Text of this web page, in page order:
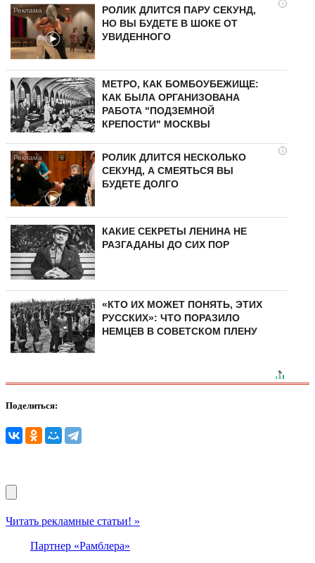
i
РОЛИК ДЛИТСЯ ПАРУ СЕКУНД,
НО ВЫ БУДЕТЕ В ШОКЕ ОТ
УВИДЕННОГО
МЕТРО, КАК БОМБОУБЕЖИЩЕ:
КАК БЫЛА ОРГАНИЗОВАНА
РАБОТА "ПОДЗЕМНОЙ
КРЕПОСТИ" МОСКВЫ
i
РОЛИК ДЛИТСЯ НЕСКОЛЬКО
СЕКУНД, А СМЕЯТЬСЯ ВЫ
БУДЕТЕ ДОЛГО
КАКИЕ СЕКРЕТЫ ЛЕНИНА НЕ
РАЗГАДАНЫ ДО СИХ ПОР
«КТО ИХ МОЖЕТ ПОНЯТЬ, ЭТИХ
РУССКИХ»: ЧТО ПОРАЗИЛО
НЕМЦЕВ В СОВЕТСКОМ ПЛЕНУ
Поделиться:
Читать рекламные статьи! »
Партнер «Рамблера»